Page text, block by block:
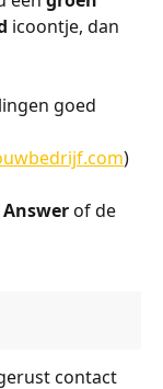
icoontje, dan
goed
)
Answer of de